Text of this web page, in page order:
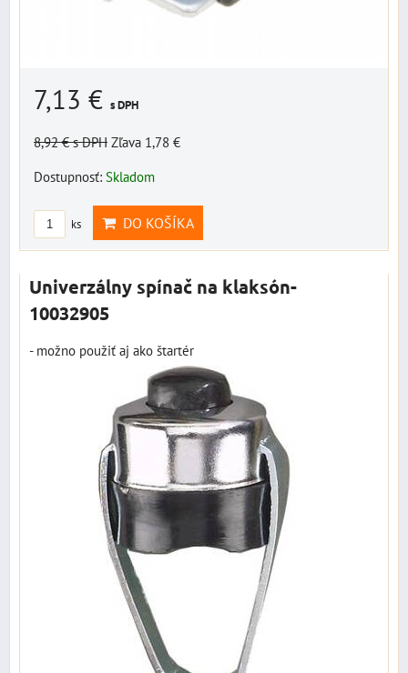
7,13 € s DPH
8,92 €s DPH Zľava 1,78 €
Dostupnosť: Skladom
ks DO KOŠÍKA
Univerzálny spínač na klaksón-
10032905
- možno použiť aj ako štartér